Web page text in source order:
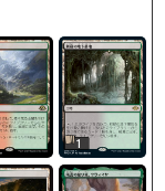
1